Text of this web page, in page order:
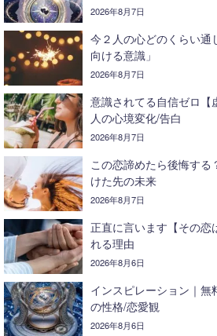
2026年8月7日
今２人の心どのくらい通
向ける意識」
2026年8月7日
意識されてる自信ゼロ【
人の心境変化/告白
2026年8月7日
この恋諦めたら後悔す
けた先の未来
2026年8月7日
正直に言います【その恋
れる理由
2026年8月6日
インスピレーション｜無
の性格/恋愛観
2026年8月6日